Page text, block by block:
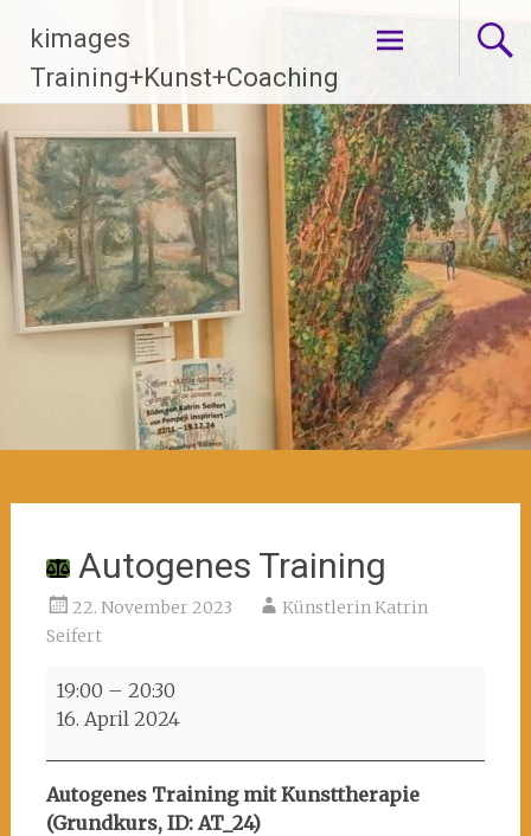
Inhalt
springen
kimages
Training+Kunst+Coaching
Autogenes Training
22. November 2023
Künstlerin Katrin
Seifert
Autogenes
Training
19:00 – 20:30
16. April 2024
Autogenes Training mit Kunsttherapie
(Grundkurs, ID: AT_24)